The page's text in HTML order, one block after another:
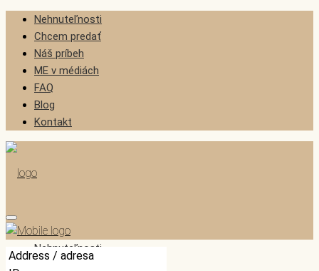
Nehnuteľnosti
Chcem predať
Náš príbeh
ME v médiách
FAQ
Blog
Kontakt
Nehnuteľnosti